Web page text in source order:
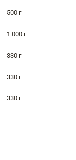
500 г
1 000 г
330 г
330 г
330 г